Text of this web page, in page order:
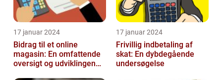
17 januar 2024
Bidrag til et online
magasin: En omfattende
oversigt og udviklingen
17 januar 2024
Frivillig indbetaling af
skat: En dybdegående
undersøgelse